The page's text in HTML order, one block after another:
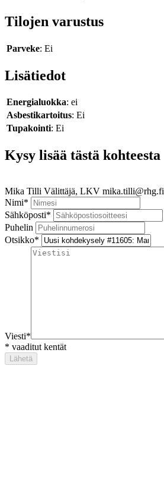
Tilojen varustus
Parveke: Ei
Lisätiedot
Energialuokka: ei
Asbestikartoitus: Ei
Tupakointi: Ei
Kysy lisää tästä kohteesta
Mika Tilli Välittäjä, LKV mika.tilli@rhg.fi
Nimi*
Sähköposti*
Puhelin
Otsikko*
Viesti*
* vaaditut kentät